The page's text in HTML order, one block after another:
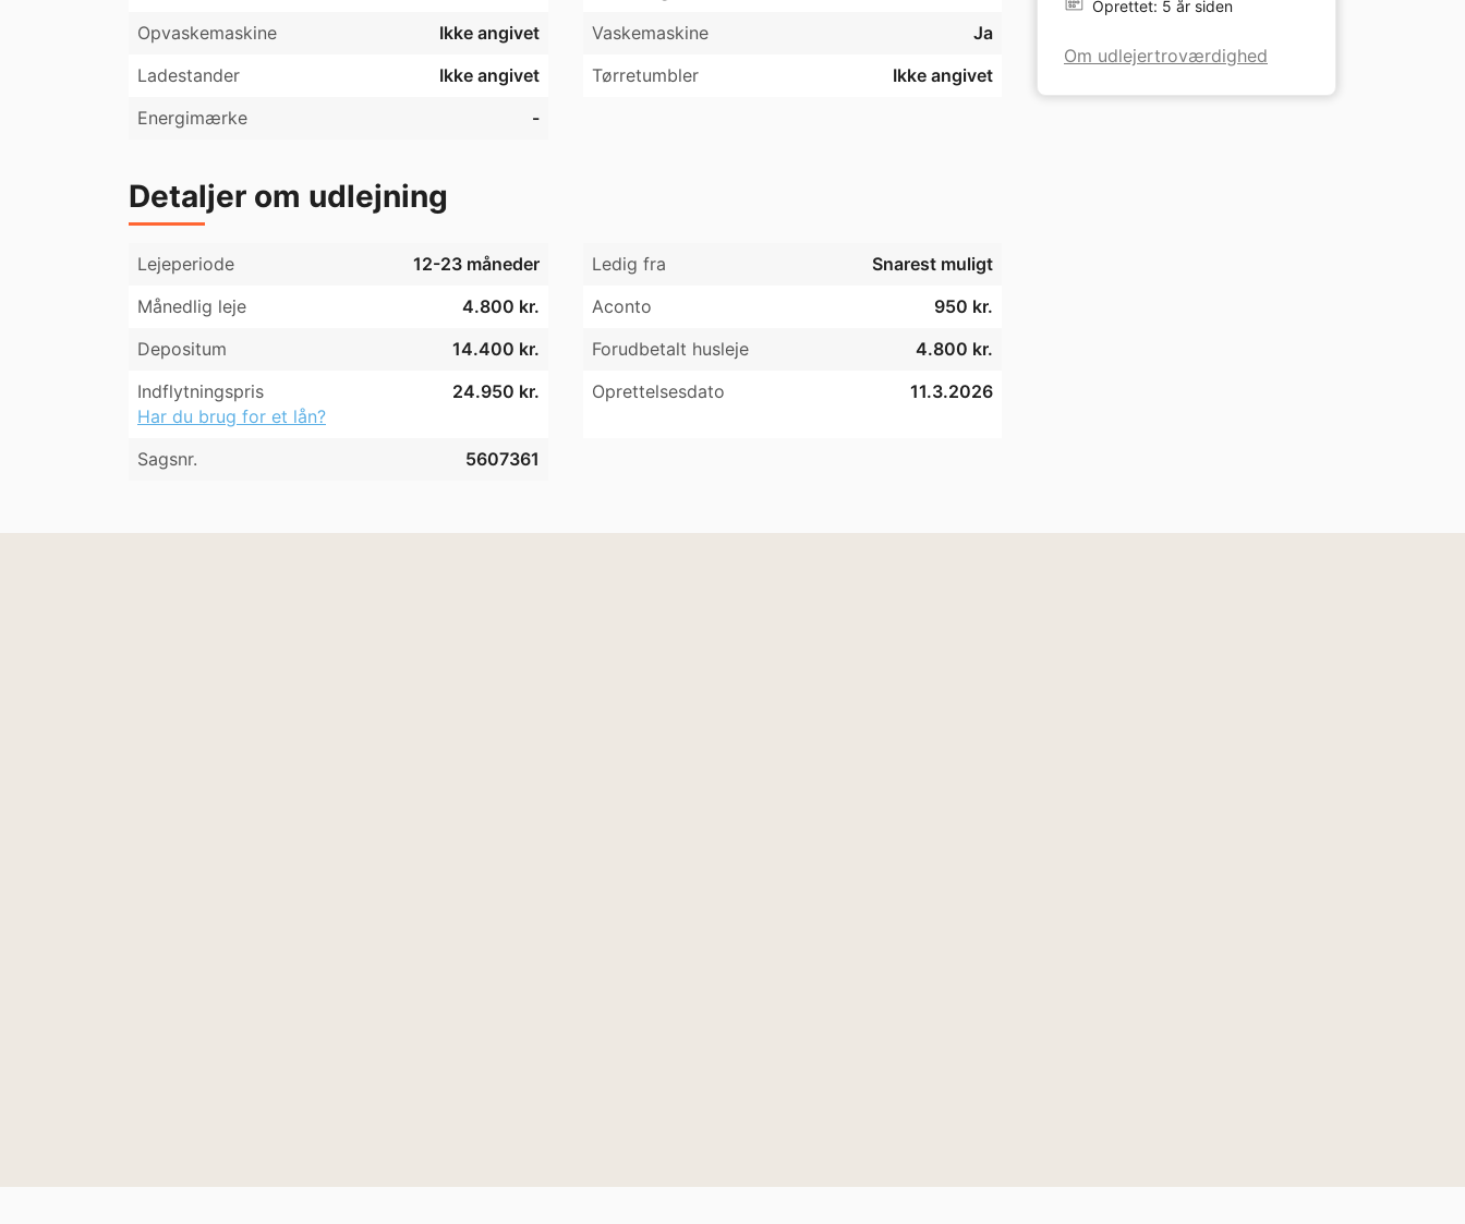
Opvaskemaskine
Ikke angivet Vaskemaskine
Ja
Ladestander
Ikke angivet Tørretumbler
Ikke angivet
Energimærke
-
Detaljer om udlejning
Lejeperiode 12-23 måneder Ledig fra
Snarest muligt
Månedlig leje
4.800 kr. Aconto
950 kr.
Depositum
14.400 kr. Forudbetalt husleje
4.800 kr.
Indflytningspris
24.950 kr.
Har du brug for et lån?
Oprettelsesdato 11.3.2026
Sagsnr. 5607361
Oprettet: 5 år siden
Om udlejertroværdighed